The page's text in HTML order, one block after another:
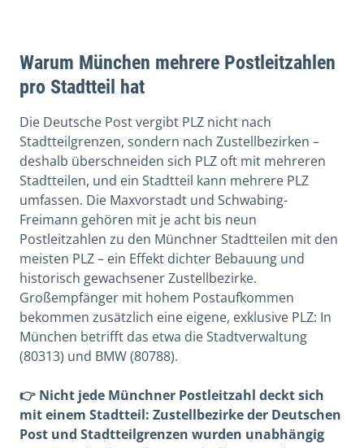
Warum München mehrere Postleitzahlen
pro Stadtteil hat
Die Deutsche Post vergibt PLZ nicht nach
Stadtteilgrenzen, sondern nach Zustellbezirken –
deshalb überschneiden sich PLZ oft mit mehreren
Stadtteilen, und ein Stadtteil kann mehrere PLZ
umfassen. Die Maxvorstadt und Schwabing-
Freimann gehören mit je acht bis neun
Postleitzahlen zu den Münchner Stadtteilen mit den
meisten PLZ – ein Effekt dichter Bebauung und
historisch gewachsener Zustellbezirke.
Großempfänger mit hohem Postaufkommen
bekommen zusätzlich eine eigene, exklusive PLZ: In
München betrifft das etwa die Stadtverwaltung
(80313) und BMW (80788).
👉 Nicht jede Münchner Postleitzahl deckt sich
mit einem Stadtteil: Zustellbezirke der Deutschen
Post und Stadtteilgrenzen wurden unabhängig